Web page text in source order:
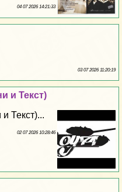
04 07 2026 14:21:33
03 07 2026 11:20:19
и Текст)
Текст)...
02 07 2026 10:28:46